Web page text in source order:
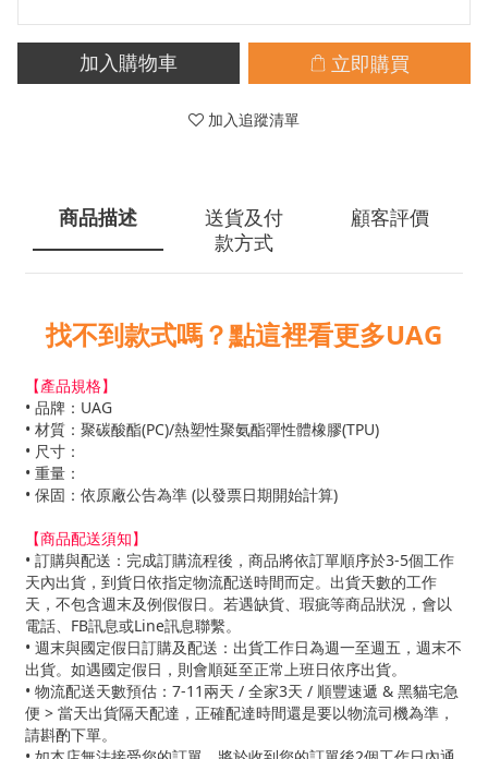
加入購物車 立即購買
加入追蹤清單
商品描述
送貨及付
款方式
顧客評價
找不到款式嗎？點這裡看更多UAG
【產品規格】
• 品牌：UAG
• 材質：聚碳酸酯(PC)/熱塑性聚氨酯彈性體橡膠(TPU)
• 尺寸：
• 重量：
• 保固：依原廠公告為準 (以發票日期開始計算)
【商品配送須知】
• 訂購與配送：完成訂購流程後，商品將依訂單順序於3-5個工作
天內出貨，到貨日依指定物流配送時間而定。出貨天數的工作
天，不包含週末及例假假日。若遇缺貨、瑕疵等商品狀況，會以
電話、FB訊息或Line訊息聯繫。
• 週末與國定假日訂購及配送：出貨工作日為週一至週五，週末不
出貨。如遇國定假日，則會順延至正常上班日依序出貨。
• 物流配送天數預估：7-11兩天 / 全家3天 / 順豐速遞 & 黑貓宅急
便 > 當天出貨隔天配達，正確配達時間還是要以物流司機為準，
請斟酌下單。